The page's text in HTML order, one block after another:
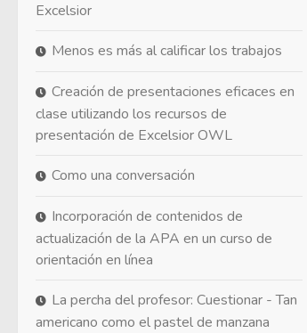
Excelsior
Menos es más al calificar los trabajos
Creación de presentaciones eficaces en
clase utilizando los recursos de
presentación de Excelsior OWL
Como una conversación
Incorporación de contenidos de
actualización de la APA en un curso de
orientación en línea
La percha del profesor: Cuestionar - Tan
americano como el pastel de manzana